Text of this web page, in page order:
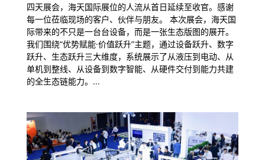
四天展会，海天国际展位的人流从首日延续至收官。感谢
每一位莅临现场的客户、伙伴与朋友。 本次展会，海天国
际带来的不只是一台台设备，而是一张生态版图的展开。
我们围绕“优势赋能·价值跃升”主题，通过设备跃升、数字
跃升、生态跃升三大维度，系统展示了从液压到电动、从
单机到整线、从设备到数字智能、从硬件交付到能力共建
的全生态链能力。...